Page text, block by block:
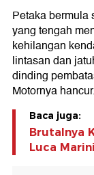
Petaka bermula
yang tengah
kehilangan
lintasan dan
dinding
Motornya hancur.
Baca juga:
Brutalnya
Luca